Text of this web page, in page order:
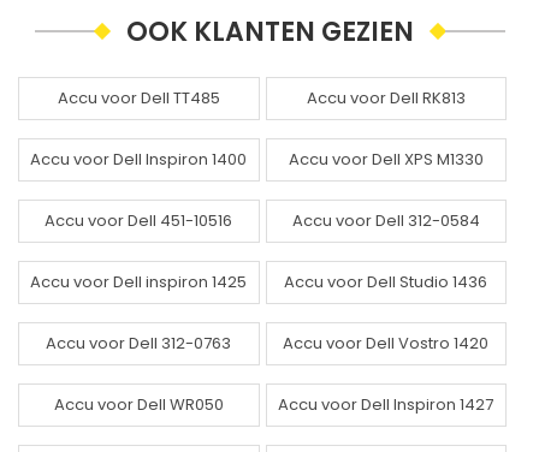
OOK KLANTEN GEZIEN
Accu voor Dell TT485 Accu voor Dell RK813
Accu voor Dell Inspiron 1400 Accu voor Dell XPS M1330
Accu voor Dell 451-10516 Accu voor Dell 312-0584
Accu voor Dell inspiron 1425 Accu voor Dell Studio 1436
Accu voor Dell 312-0763 Accu voor Dell Vostro 1420
Accu voor Dell WR050 Accu voor Dell Inspiron 1427